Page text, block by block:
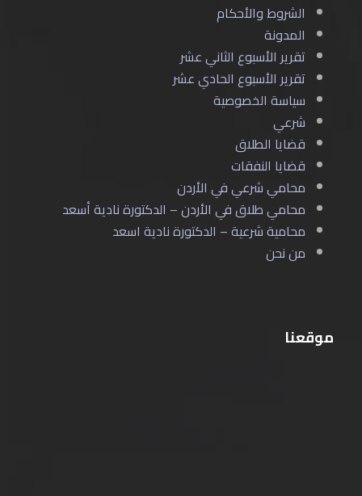
الشروط والأحكام
المدونة
تقرير الأسبوع الثاني عشر
تقرير الأسبوع الحادي عشر
سياسة الخصوصية
شرعي
قضايا الطلاق
قضايا النفقات
محامي شرعي في الأردن
محامي طلاق في الأردن – الدكتورة نادية أسعد
محامية شرعية – الدكتورة نادية اسعد
من نحن
موقعنا